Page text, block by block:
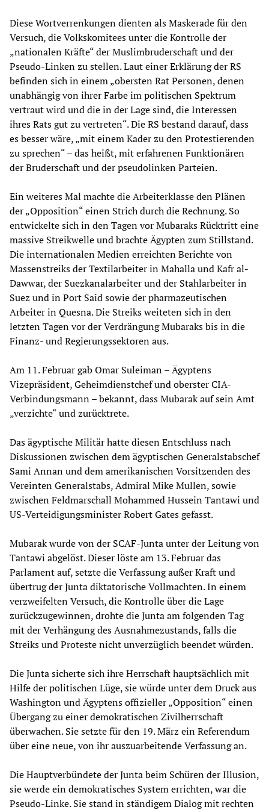
Diese Wortverrenkungen dienten als Maskerade für den
Versuch, die Volkskomitees unter die Kontrolle der
„nationalen Kräfte“ der Muslimbruderschaft und der
Pseudo-Linken zu stellen. Laut einer Erklärung der RS
befinden sich in einem „obersten Rat Personen, denen
unabhängig von ihrer Farbe im politischen Spektrum
vertraut wird und die in der Lage sind, die Interessen
ihres Rats gut zu vertreten“. Die RS bestand darauf, dass
es besser wäre, „mit einem Kader zu den Protestierenden
zu sprechen“ – das heißt, mit erfahrenen Funktionären
der Bruderschaft und der pseudolinken Parteien.
Ein weiteres Mal machte die Arbeiterklasse den Plänen
der „Opposition“ einen Strich durch die Rechnung. So
entwickelte sich in den Tagen vor Mubaraks Rücktritt eine
massive Streikwelle und brachte Ägypten zum Stillstand.
Die internationalen Medien erreichten Berichte von
Massenstreiks der Textilarbeiter in Mahalla und Kafr al-
Dawwar, der Suezkanalarbeiter und der Stahlarbeiter in
Suez und in Port Said sowie der pharmazeutischen
Arbeiter in Quesna. Die Streiks weiteten sich in den
letzten Tagen vor der Verdrängung Mubaraks bis in die
Finanz- und Regierungssektoren aus.
Am 11. Februar gab Omar Suleiman – Ägyptens
Vizepräsident, Geheimdienstchef und oberster CIA-
Verbindungsmann – bekannt, dass Mubarak auf sein Amt
„verzichte“ und zurücktrete.
Das ägyptische Militär hatte diesen Entschluss nach
Diskussionen zwischen dem ägyptischen Generalstabschef
Sami Annan und dem amerikanischen Vorsitzenden des
Vereinten Generalstabs, Admiral Mike Mullen, sowie
zwischen Feldmarschall Mohammed Hussein Tantawi und
US-Verteidigungsminister Robert Gates gefasst.
Mubarak wurde von der SCAF-Junta unter der Leitung von
Tantawi abgelöst. Dieser löste am 13. Februar das
Parlament auf, setzte die Verfassung außer Kraft und
übertrug der Junta diktatorische Vollmachten. In einem
verzweifelten Versuch, die Kontrolle über die Lage
zurückzugewinnen, drohte die Junta am folgenden Tag
mit der Verhängung des Ausnahmezustands, falls die
Streiks und Proteste nicht unverzüglich beendet würden.
Die Junta sicherte sich ihre Herrschaft hauptsächlich mit
Hilfe der politischen Lüge, sie würde unter dem Druck aus
Washington und Ägyptens offizieller „Opposition“ einen
Übergang zu einer demokratischen Zivilherrschaft
überwachen. Sie setzte für den 19. März ein Referendum
über eine neue, von ihr auszuarbeitende Verfassung an.
Die Hauptverbündete der Junta beim Schüren der Illusion,
sie werde ein demokratisches System errichten, war die
Pseudo-Linke. Sie stand in ständigem Dialog mit rechten